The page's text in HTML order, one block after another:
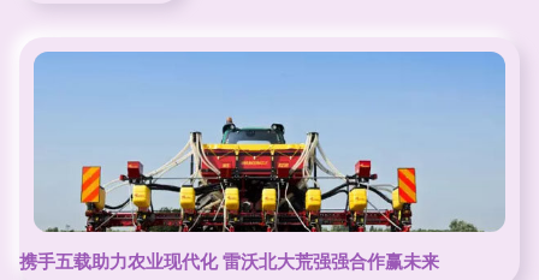
携手五载助力农业现代化 雷沃北大荒强强合作赢未来